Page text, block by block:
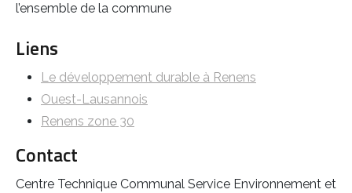
l’ensemble de la commune
Liens
Le développement durable à Renens
Ouest-Lausannois
Renens zone 30
Contact
Centre Technique Communal Service Environnement et